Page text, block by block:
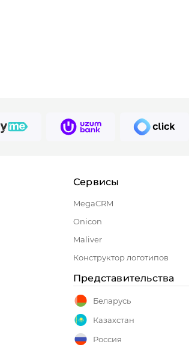
Сервисы
MegaCRM
Onicon
Maliver
Конструктор логотипов
Представительства
Беларусь
Казахстан
Россия